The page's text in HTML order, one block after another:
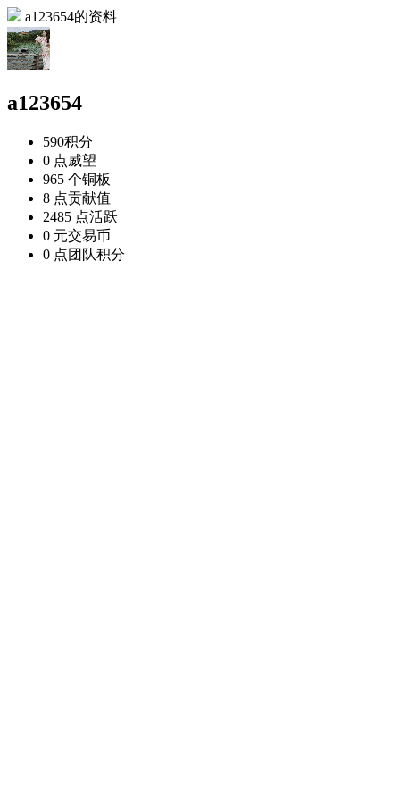
a123654的资料
a123654
590积分
0 点威望
965 个铜板
8 点贡献值
2485 点活跃
0 元交易币
0 点团队积分